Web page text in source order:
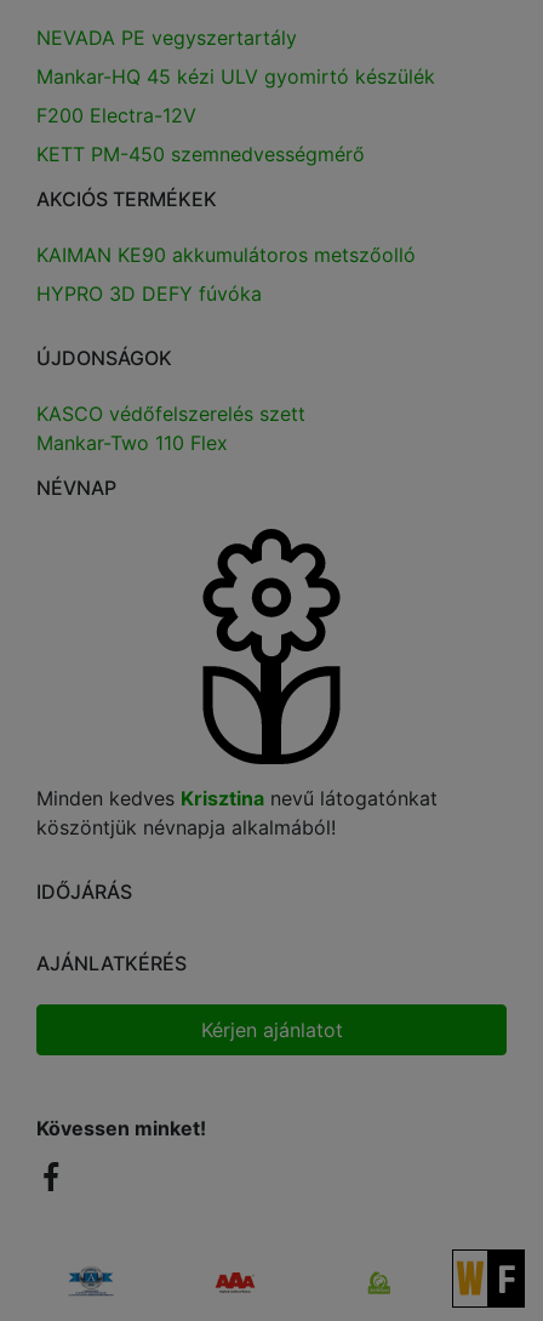
NEVADA PE vegyszertartály
Mankar-HQ 45 kézi ULV gyomirtó készülék
F200 Electra-12V
KETT PM-450 szemnedvességmérő
AKCIÓS TERMÉKEK
KAIMAN KE90 akkumulátoros metszőolló
HYPRO 3D DEFY fúvóka
ÚJDONSÁGOK
KASCO védőfelszerelés szett
Mankar-Two 110 Flex
NÉVNAP
Minden kedves Krisztina nevű látogatónkat
köszöntjük névnapja alkalmából!
IDŐJÁRÁS
AJÁNLATKÉRÉS
Kérjen ajánlatot
Kövessen minket!